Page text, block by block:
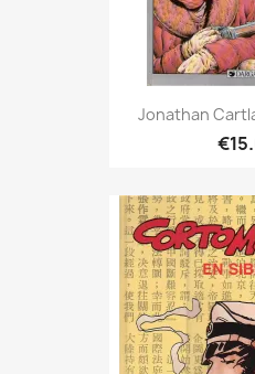
Jonathan